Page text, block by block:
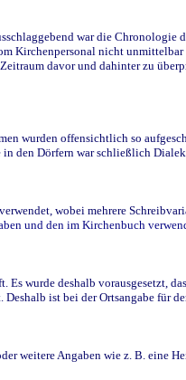
war die
Kirchenpersonal nicht
davor und dahinter zu
wurden offensichtlich so
den Dörfern war schließlich
wobei mehrere
und den im Kirchenbuch
wurde deshalb vorausgesetzt,
ist bei der Ortsangabe für
weitere Angaben wie z. B. eine